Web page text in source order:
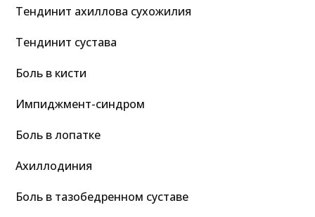
Тендинит ахиллова сухожилия
Тендинит сустава
Боль в кисти
Импиджмент-синдром
Боль в лопатке
Ахиллодиния
Боль в тазобедренном суставе